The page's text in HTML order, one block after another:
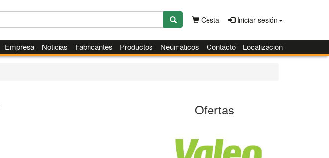
Cesta Iniciar sesión
Empresa Noticias Fabricantes Productos Neumáticos Contacto Localización
Ofertas